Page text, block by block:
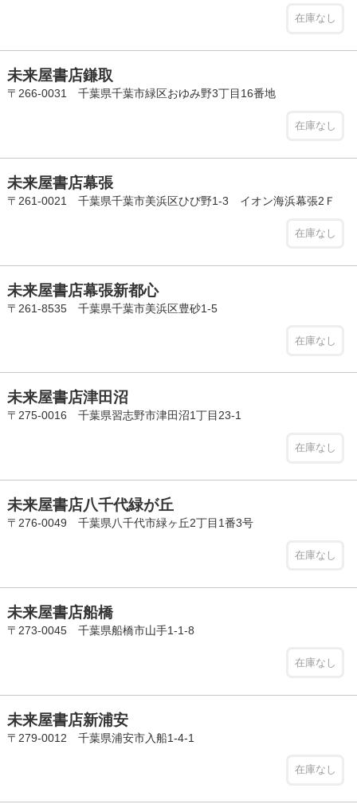
在庫なし
未来屋書店鎌取
〒266-0031 千葉県千葉市緑区おゆみ野3丁目16番地
在庫なし
未来屋書店幕張
〒261-0021 千葉県千葉市美浜区ひび野1-3 イオン海浜幕張2Ｆ
在庫なし
未来屋書店幕張新都心
〒261-8535 千葉県千葉市美浜区豊砂1-5
在庫なし
未来屋書店津田沼
〒275-0016 千葉県習志野市津田沼1丁目23-1
在庫なし
未来屋書店八千代緑が丘
〒276-0049 千葉県八千代市緑ヶ丘2丁目1番3号
在庫なし
未来屋書店船橋
〒273-0045 千葉県船橋市山手1-1-8
在庫なし
未来屋書店新浦安
〒279-0012 千葉県浦安市入船1-4-1
在庫なし